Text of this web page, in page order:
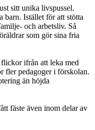
sitt unika livspussel.
barn. Istället för att stötta
och arbetsliv. Så
som gör sina fria
ifrån att leka med
fler pedagoger i förskolan.
än höjda
fäste även inom delar av